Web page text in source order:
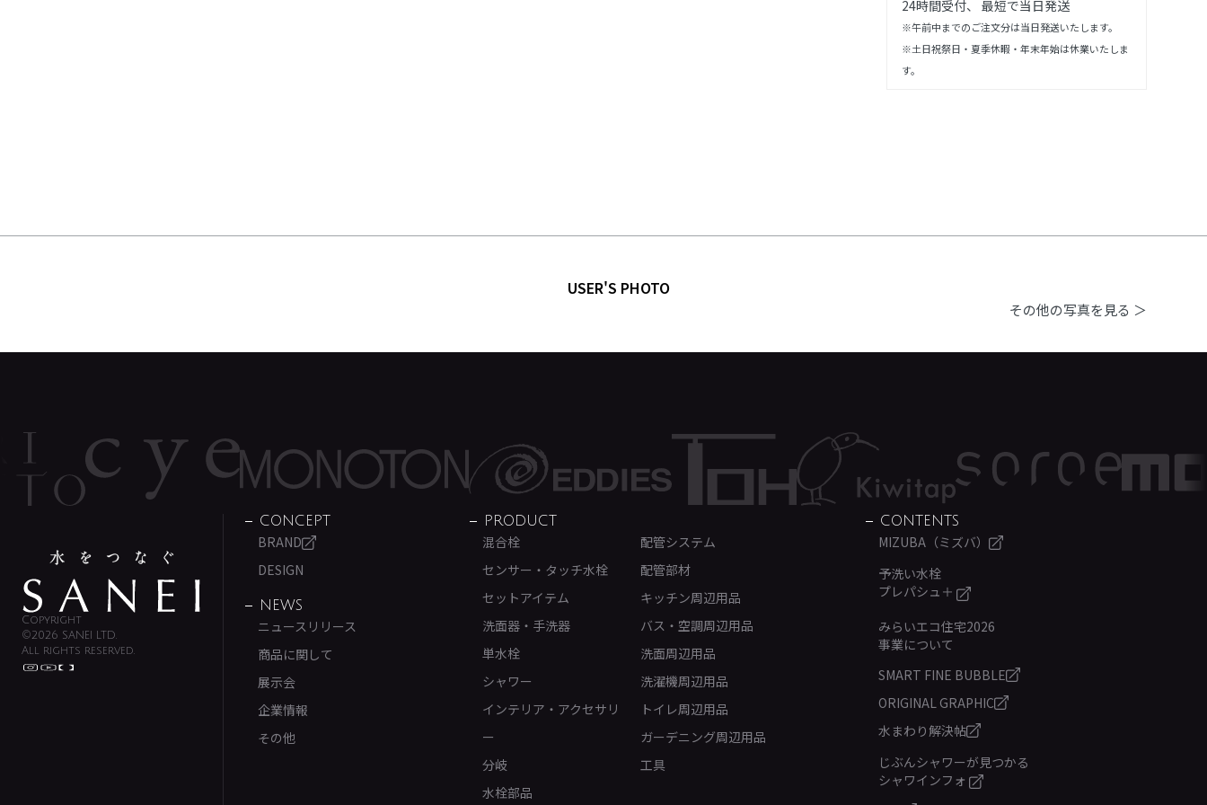
24時間受付、 最短で当日発送
※午前中までのご注文分は当日発送いたします。
※土日祝祭日・夏季休暇・年末年始は休業いたしま
す。
USER'S PHOTO
その他の写真を見る ＞
Copyright
©2026 SANEI LTD.
All rights reserved.
CONCEPT
BRAND
DESIGN
NEWS
ニュースリリース
商品に関して
展示会
企業情報
その他
PRODUCT
混合栓
センサー・タッチ水栓
セットアイテム
洗面器・手洗器
単水栓
シャワー
インテリア・アクセサリ
ー
分岐
水栓部品
配管システム
配管部材
キッチン周辺用品
バス・空調周辺用品
洗面周辺用品
洗濯機周辺用品
トイレ周辺用品
ガーデニング周辺用品
工具
CONTENTS
MIZUBA（ミズバ）
予洗い水栓
プレパシュ＋
みらいエコ住宅2026
事業について
SMART FINE BUBBLE
ORIGINAL GRAPHIC
水まわり解決帖
じぶんシャワーが見つかる
シャワインフォ